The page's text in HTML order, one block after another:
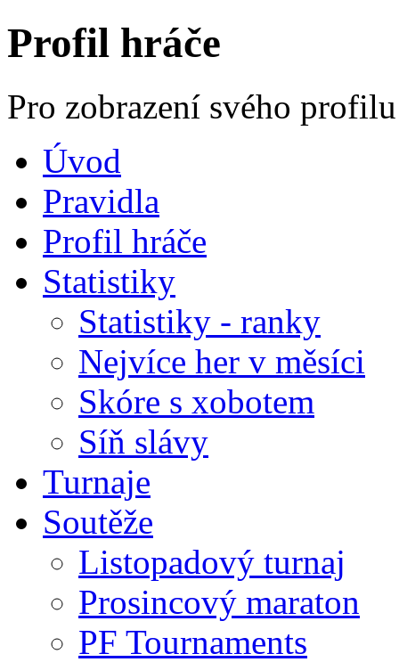
Profil hráče
Pro zobrazení svého
Úvod
Pravidla
Profil hráče
Statistiky
Statistiky - ranky
Nejvíce her v měsíci
Skóre s xobotem
Síň slávy
Turnaje
Soutěže
Listopadový turnaj
Prosincový maraton
PF Tournaments